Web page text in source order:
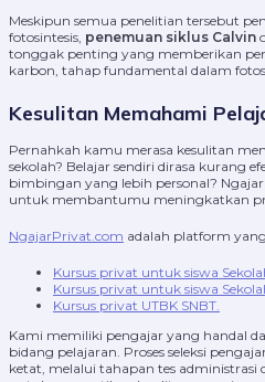
Meskipun semua penelitian tersebut
fotosintesis, penemuan siklus Calvin
tonggak penting yang memberikan
karbon, tahap fundamental dalam
Kesulitan Memahami
Pernahkah kamu merasa kesulitan
sekolah? Belajar sendiri dirasa kurang
bimbingan yang lebih personal?
untuk membantumu meningkatkan
NgajarPrivat.com adalah platform
Kursus privat untuk siswa
Kursus privat untuk siswa
Kursus privat UTBK SNBT.
Kami memiliki pengajar yang handal
bidang pelajaran. Proses seleksi
ketat, melalui tahapan tes administrasi